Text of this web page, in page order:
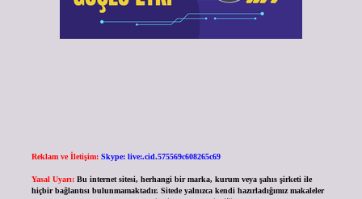
Reklam ve İletişim: Skype: live:.cid.575569c608265c69
Yasal Uyarı: Bu internet sitesi, herhangi bir marka, kurum veya şahıs şirketi ile
hiçbir bağlantısı bulunmamaktadır. Sitede yalnızca kendi hazırladığımız makaleler